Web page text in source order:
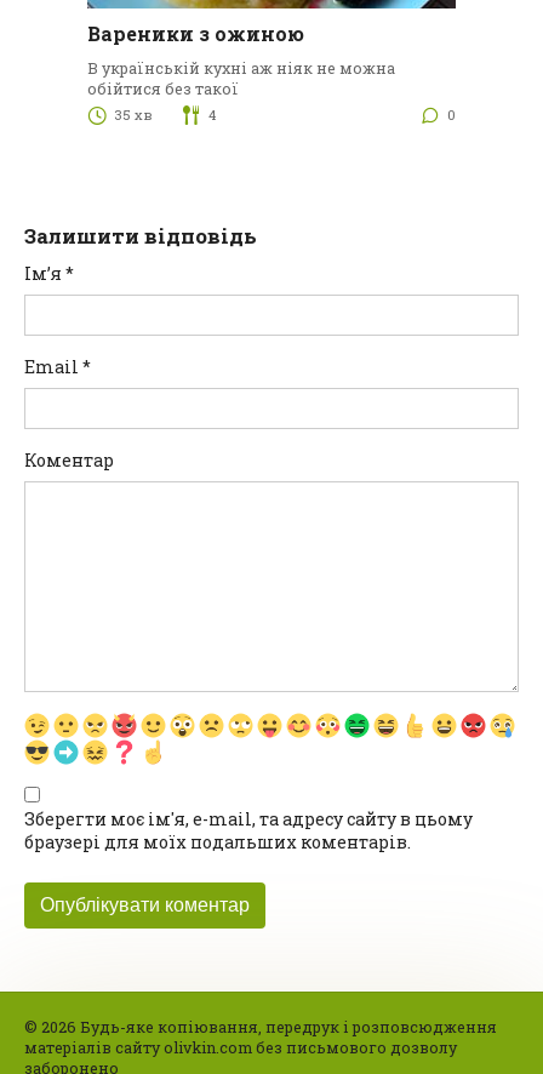
Вареники з ожиною
В українській кухні аж ніяк не можна
обійтися без такої
35 хв 4 0
Залишити відповідь
Ім’я *
Email *
Коментар
Зберегти моє ім'я, e-mail, та адресу сайту в цьому
браузері для моїх подальших коментарів.
© 2026 Будь-яке копіювання, передрук і розповсюдження
матеріалів сайту olivkin.com без письмового дозволу
заборонено